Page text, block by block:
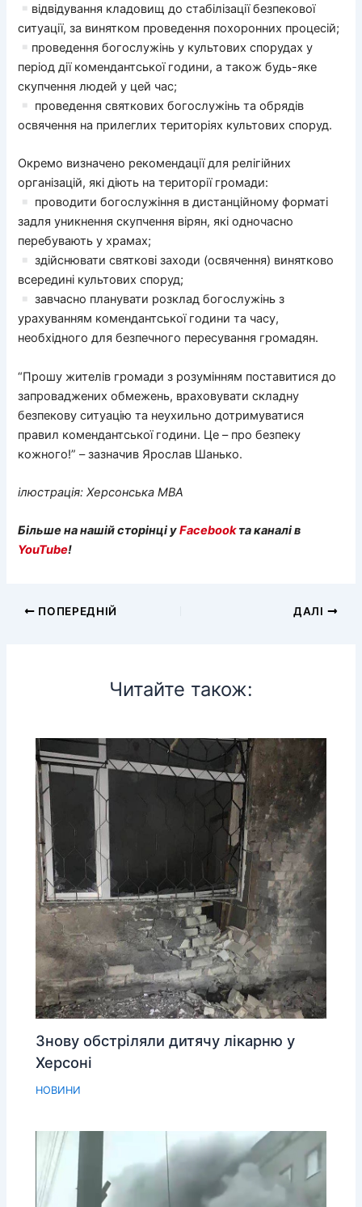
відвідування кладовищ до стабілізації безпекової
ситуації, за винятком проведення похоронних процесій;
проведення богослужінь у культових спорудах у
період дії комендантської години, а також будь-яке
скупчення людей у цей час;
проведення святкових богослужінь та обрядів
освячення на прилеглих територіях культових споруд.
Окремо визначено рекомендації для релігійних
організацій, які діють на території громади:
проводити богослужіння в дистанційному форматі
задля уникнення скупчення вірян, які одночасно
перебувають у храмах;
здійснювати святкові заходи (освячення) винятково
всередині культових споруд;
завчасно планувати розклад богослужінь з
урахуванням комендантської години та часу,
необхідного для безпечного пересування громадян.
“Прошу жителів громади з розумінням поставитися до
запроваджених обмежень, враховувати складну
безпекову ситуацію та неухильно дотримуватися
правил комендантської години. Це – про безпеку
кожного!” – зазначив Ярослав Шанько.
ілюстрація: Херсонська МВА
Більше на нашій сторінці уFacebookта каналі в
YouTube!
ПОПЕРЕДНІЙ ДАЛІ
Читайте також:
Знову обстріляли дитячу лікарню у
Херсоні
НОВИНИ